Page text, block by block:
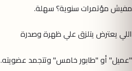
مفيش مؤتمرات سنوية؟ سهلة.
اللي يعترض يتلزق علي ظهرة وصدرة
"عميل" أو "طابور خامس" وتتجمد عضويته.